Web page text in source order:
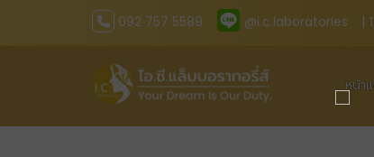
092 757 5589 @i.c.laboratories |
หน้า